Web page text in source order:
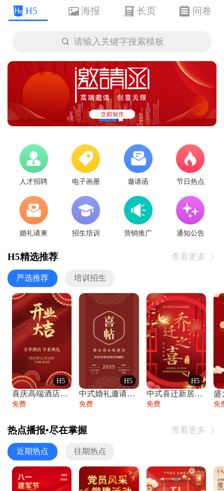
H5 海报 长页 问卷
 请输入关键字搜索模板
人才招聘 电子画册 邀请函 节日热点
婚礼请柬 招生培训 营销推广 通知公告
H5精选推荐 查看更多 
严选推荐 培训招生
H5
喜庆高端酒店开业大吉邀请函
免费
H5
中式婚礼邀请函中国风传统复古婚礼请柬请帖
免费
H5
中式喜迁新居乔迁之喜邀请函宴会请帖
免费 免
热点播报•尽在掌握 查看更多 
近期热点 往期热点